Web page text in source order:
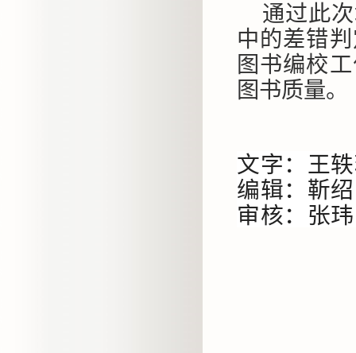
通过此
中的差错
图书编校
图书质量。
文字：王
编辑： 靳
审核： 张玮